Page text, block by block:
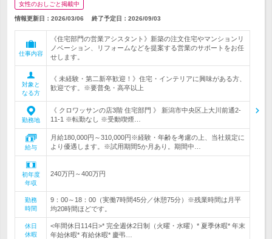
女性のおしごと掲載中
情報更新日：2026/03/06 終了予定日： 2026/09/03
仕事内容
《住宅部門の営業アシスタント》新築の注文住宅やマンションリ
ノベーション、リフォームなどを提案する営業のサポートをお任
せします。
対象と
なる方
《 未経験・第二新卒歓迎！》住宅・インテリアに興味がある方、
歓迎です。※要普免・高卒以上
勤務地
《 クロワッサンの店3階 住宅部門 》 新潟市中央区上大川前通2-
11-1 ※転勤なし ※受動喫煙…
給与
月給180,000円～310,000円※経験・年齢を考慮の上、当社規定に
より優遇します。※試用期間5か月あり。期間中…
初年度
年収
240万円～400万円
勤務
時間
9：00～18：00（実働7時間45分／休憩75分）※残業時間は月平
均20時間ほどです。
休日
休暇
<年間休日114日>* 完全週休2日制（火曜・水曜）* 夏季休暇* 年末
年始休暇* 有給休暇* 慶弔…